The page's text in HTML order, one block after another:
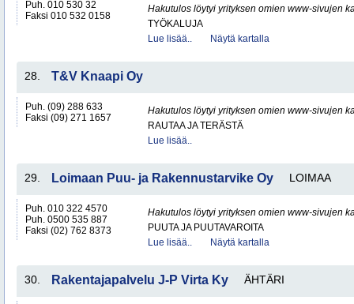
Puh. 010 530 32
Faksi 010 532 0158
Hakutulos löytyi yrityksen omien www-sivujen
TYÖKALUJA
Lue lisää..
Näytä kartalla
28. T&V Knaapi Oy
Puh. (09) 288 633
Faksi (09) 271 1657
Hakutulos löytyi yrityksen omien www-sivujen
RAUTAA JA TERÄSTÄ
Lue lisää..
29. Loimaan Puu- ja Rakennustarvike Oy LOIMAA
Puh. 010 322 4570
Puh. 0500 535 887
Faksi (02) 762 8373
Hakutulos löytyi yrityksen omien www-sivujen
PUUTA JA PUUTAVAROITA
Lue lisää..
Näytä kartalla
30. Rakentajapalvelu J-P Virta Ky ÄHTÄRI